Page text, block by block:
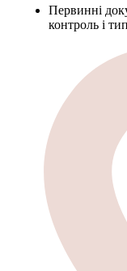
Первинні
контроль і